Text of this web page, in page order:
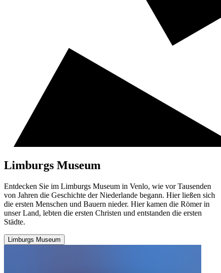
Limburgs Museum
Entdecken Sie im Limburgs Museum in Venlo, wie vor Tausenden
von Jahren die Geschichte der Niederlande begann. Hier ließen sich
die ersten Menschen und Bauern nieder. Hier kamen die Römer in
unser Land, lebten die ersten Christen und entstanden die ersten
Städte.
Limburgs Museum